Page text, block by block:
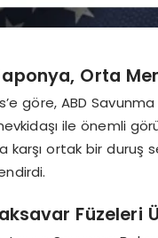
Orta
göre, ABD
ile önemli
karşı ortak bir duruş
Füzeleri